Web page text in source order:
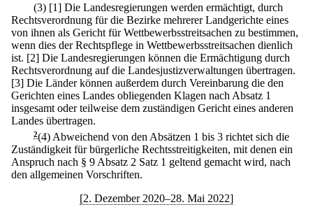
(3) [1] Die Landesregierungen werden ermächtigt, durch
Rechtsverordnung für die Bezirke mehrerer Landgerichte eines
von ihnen als Gericht für Wettbewerbsstreitsachen zu bestimmen,
wenn dies der Rechtspflege in Wettbewerbsstreitsachen dienlich
ist. [2] Die Landesregierungen können die Ermächtigung durch
Rechtsverordnung auf die Landesjustizverwaltungen übertragen.
[3] Die Länder können außerdem durch Vereinbarung die den
Gerichten eines Landes obliegenden Klagen nach Absatz 1
insgesamt oder teilweise dem zuständigen Gericht eines anderen
Landes übertragen.
2(4) Abweichend von den Absätzen 1 bis 3 richtet sich die
Zuständigkeit für bürgerliche Rechtsstreitigkeiten, mit denen ein
Anspruch nach § 9 Absatz 2 Satz 1 geltend gemacht wird, nach
den allgemeinen Vorschriften.
[2. Dezember 2020–28. Mai 2022]